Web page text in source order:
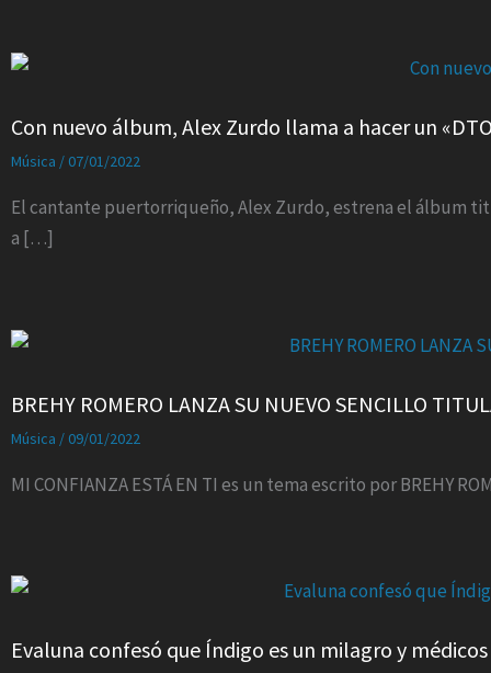
Con nuevo álbum, Alex Zurdo llama a hacer un
Música / 07/01/2022
El cantante puertorriqueño, Alex Zurdo, estrena el álbum
a […]
BREHY ROMERO LANZA SU NUEVO SENCILLO
Música / 09/01/2022
MI CONFIANZA ESTÁ EN TI es un tema escrito por BREHY
Evaluna confesó que Índigo es un milagro y